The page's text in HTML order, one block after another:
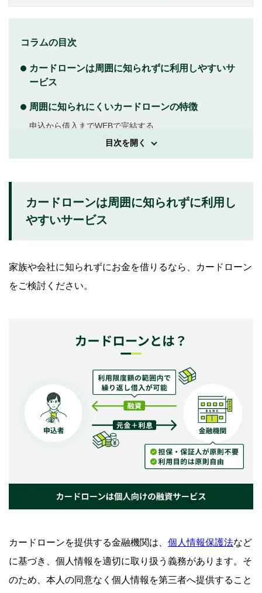
コラムの目次
カードローンは周囲に知られずに利用しやすいサ
ービス
周囲に知られにくいカードローンの特徴
申込から借入までWEBで完結する
原則として電話による在籍確認がない
カードローンの利用が周囲に知られる原因と対策
通帳の振込・引き落としの履歴を見られた
カードを見られてしまった
よくある質問
Q.専業主婦（夫）は配偶者に知られずにカードローンを
利用できますか？
Q.同居している両親に知られずにお金を借りられます
周囲に知られずお金を借りたいならSMBCモビッ
トをご検討ください
目次を開く
カードローンは周囲に知られずに利用し
やすいサービス
家族や会社に知られずにお金を借りるなら、カードローン
をご検討ください。
カードローンを提供する金融機関は、 個人情報保護法など
に基づき、個人情報を適切に取り扱う義務があります。そ
のため、本人の同意なく個人情報を第三者へ提供すること